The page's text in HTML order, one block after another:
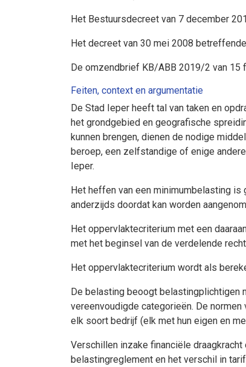
Het Bestuursdecreet van 7 december
Het decreet van 30 mei 2008
De omzendbrief KB/ABB 2019/2 van
Feiten, context en argumentatie
De Stad Ieper heeft tal van taken en
het grondgebied en geografische
kunnen brengen, dienen de nodige
beroep, een zelfstandige of enige
Ieper.
Het heffen van een minimumbelasting
anderzijds doordat kan worden
Het oppervlaktecriterium met een
met het beginsel van de verdelende
Het oppervlaktecriterium wordt als
De belasting beoogt belastingplichtigen
vereenvoudigde categorieën. De
elk soort bedrijf (elk met hun eigen en
Verschillen inzake financiële
belastingreglement en het verschil in